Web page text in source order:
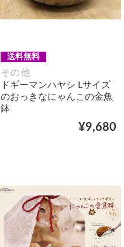
送料無料
その他
ドギーマンハヤシ Lサイズ
のおっきなにゃんこの金魚
鉢
¥9,680